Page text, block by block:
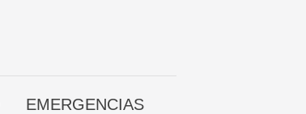
EMERGENCIAS